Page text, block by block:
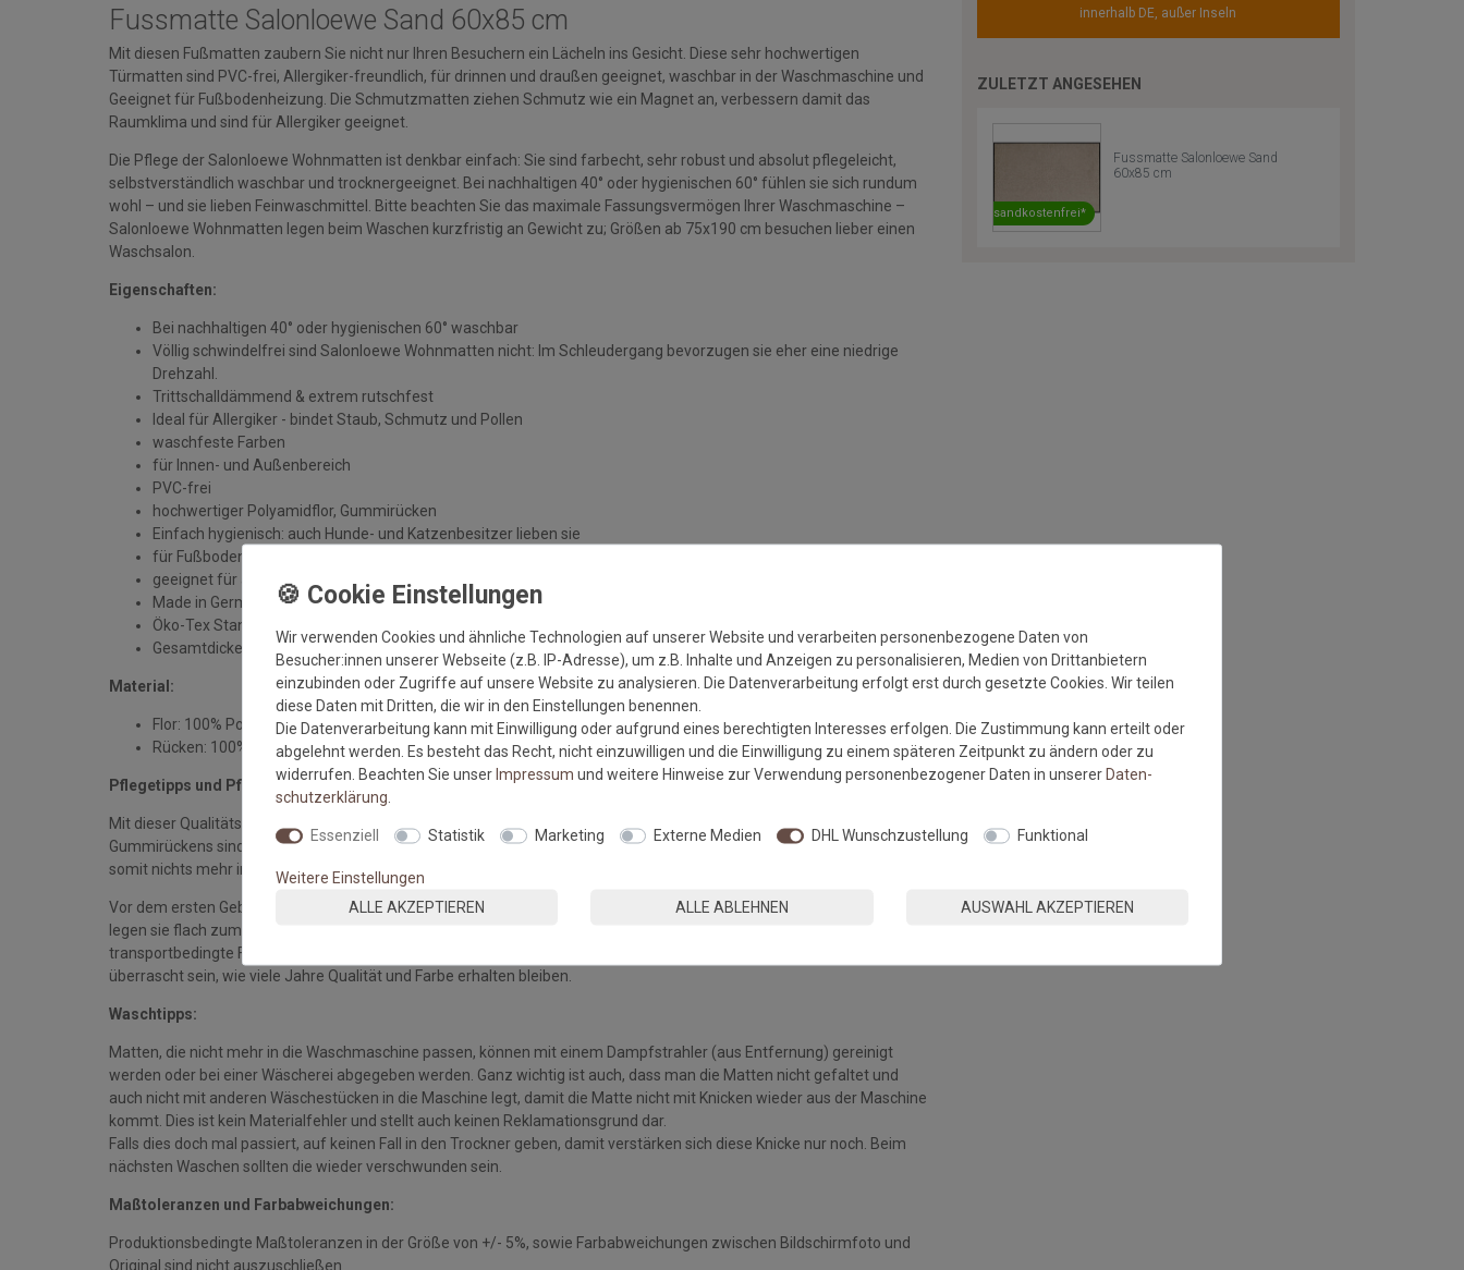
Fussmatte Salonloewe Sand 60x85 cm
Mit diesen Fußmatten zaubern Sie nicht nur Ihren Besuchern ein Lächeln ins Gesicht. Diese sehr hochwertigen
Türmatten sind PVC-frei, Allergiker-freundlich, für drinnen und draußen geeignet, waschbar in der Waschmaschine und
Geeignet für Fußbodenheizung. Die Schmutzmatten ziehen Schmutz wie ein Magnet an, verbessern damit das
Raumklima und sind für Allergiker geeignet.
Die Pflege der Salonloewe Wohnmatten ist denkbar einfach: Sie sind farbecht, sehr robust und absolut pflegeleicht,
selbstverständlich waschbar und trocknergeeignet. Bei nachhaltigen 40° oder hygienischen 60° fühlen sie sich rundum
wohl – und sie lieben Feinwaschmittel. Bitte beachten Sie das maximale Fassungsvermögen Ihrer Waschmaschine –
Salonloewe Wohnmatten legen beim Waschen kurzfristig an Gewicht zu; Größen ab 75x190 cm besuchen lieber einen
Waschsalon.
Eigenschaften:
Bei nachhaltigen 40° oder hygienischen 60° waschbar
Völlig schwindelfrei sind Salonloewe Wohnmatten nicht: Im Schleudergang bevorzugen sie eher eine niedrige
Drehzahl.
Trittschalldämmend & extrem rutschfest
Ideal für Allergiker - bindet Staub, Schmutz und Pollen
waschfeste Farben
für Innen- und Außenbereich
PVC-frei
hochwertiger Polyamidflor, Gummirücken
Einfach hygienisch: auch Hunde- und Katzenbesitzer lieben sie
für Fußbodenheizung geeignet
geeignet für alle sauberen, trockenen und unbehandelten Böden
Made in Germany
Öko-Tex Standard 100
Gesamtdicke: ca. 7 mm
Material:
Flor: 100% Polyamid
Rücken: 100% Gummi
Pflegetipps und Pflegehinweise:
Mit dieser Qualitätsmatte sichern Sie sich waschbare Fußmatten, die zu 100% PVC-frei sind. Dank eines hochwertigen
Gummirückens sind die Fußmatten absolut ruschfest. Einem sicheren Gebrauch auch auf Fußbodenheizungen steht
somit nichts mehr im Wege.
Vor dem ersten Gebrauch waschen Sie die Fußmatte separat bei angegebener Temperatur mit Feinwaschmittel und
legen sie flach zum Trocknen aus. Dadurch richten sich die Fasern auf, der Mattenflor wird aktiviert und
transportbedingte Falten und Knicke werden wieder glatt. Pflegen Sie so Ihre Fußmatte regelmäßig und Sie werden
überrascht sein, wie viele Jahre Qualität und Farbe erhalten bleiben.
Waschtipps:
Matten, die nicht mehr in die Waschmaschine passen, können mit einem Dampfstrahler (aus Entfernung) gereinigt
werden oder bei einer Wäscherei abgegeben werden. Ganz wichtig ist auch, dass man die Matten nicht gefaltet und
auch nicht mit anderen Wäschestücken in die Maschine legt, damit die Matte nicht mit Knicken wieder aus der Maschine
kommt. Dies ist kein Materialfehler und stellt auch keinen Reklamationsgrund dar.
Falls dies doch mal passiert, auf keinen Fall in den Trockner geben, damit verstärken sich diese Knicke nur noch. Beim
nächsten Waschen sollten die wieder verschwunden sein.
Maßtoleranzen und Farbabweichungen:
Produktionsbedingte Maßtoleranzen in der Größe von +/- 5%, sowie Farbabweichungen zwischen Bildschirmfoto und
Original sind nicht auszuschließen
innerhalb DE, außer Inseln
ZULETZT ANGESEHEN
Versandkostenfrei*
Fussmatte Salonloewe Sand
60x85 cm
Wir verwenden Cookies und ähnliche Technologien auf unserer Website und verarbeiten personenbezogene Daten von
Besucher:innen unserer Webseite (z.B. IP-Adresse), um z.B. Inhalte und Anzeigen zu personalisieren, Medien von Drittanbietern
einzubinden oder Zugriffe auf unsere Website zu analysieren. Die Datenverarbeitung erfolgt erst durch gesetzte Cookies. Wir teilen
diese Daten mit Dritten, die wir in den Einstellungen benennen.
Die Datenverarbeitung kann mit Einwilligung oder aufgrund eines berechtigten Interesses erfolgen. Die Zustimmung kann erteilt oder
abgelehnt werden. Es besteht das Recht, nicht einzuwilligen und die Einwilligung zu einem späteren Zeitpunkt zu ändern oder zu
widerrufen. Beachten Sie unserImpressum und weitere Hinweise zur Verwendung personenbezogener Daten in unsererDaten­
schutz­erklärung
Essenziell Statistik Marketing Externe Medien DHL Wunschzustellung Funktional
Weitere Einstellungen
ALLE AKZEPTIEREN
ALLE ABLEHNEN AUSWAHL AKZEPTIEREN